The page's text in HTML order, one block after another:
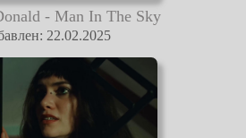
- Man In The Sky
22.02.2025